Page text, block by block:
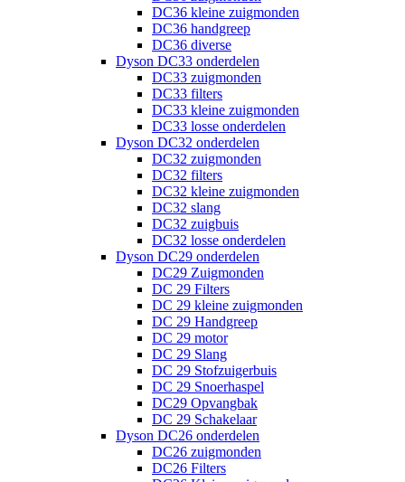
DC36 kleine zuigmonden
DC36 handgreep
DC36 diverse
Dyson DC33 onderdelen
DC33 zuigmonden
DC33 filters
DC33 kleine zuigmonden
DC33 losse onderdelen
Dyson DC32 onderdelen
DC32 zuigmonden
DC32 filters
DC32 kleine zuigmonden
DC32 slang
DC32 zuigbuis
DC32 losse onderdelen
Dyson DC29 onderdelen
DC29 Zuigmonden
DC 29 Filters
DC 29 kleine zuigmonden
DC 29 Handgreep
DC 29 motor
DC 29 Slang
DC 29 Stofzuigerbuis
DC 29 Snoerhaspel
DC29 Opvangbak
DC 29 Schakelaar
Dyson DC26 onderdelen
DC26 zuigmonden
DC26 Filters